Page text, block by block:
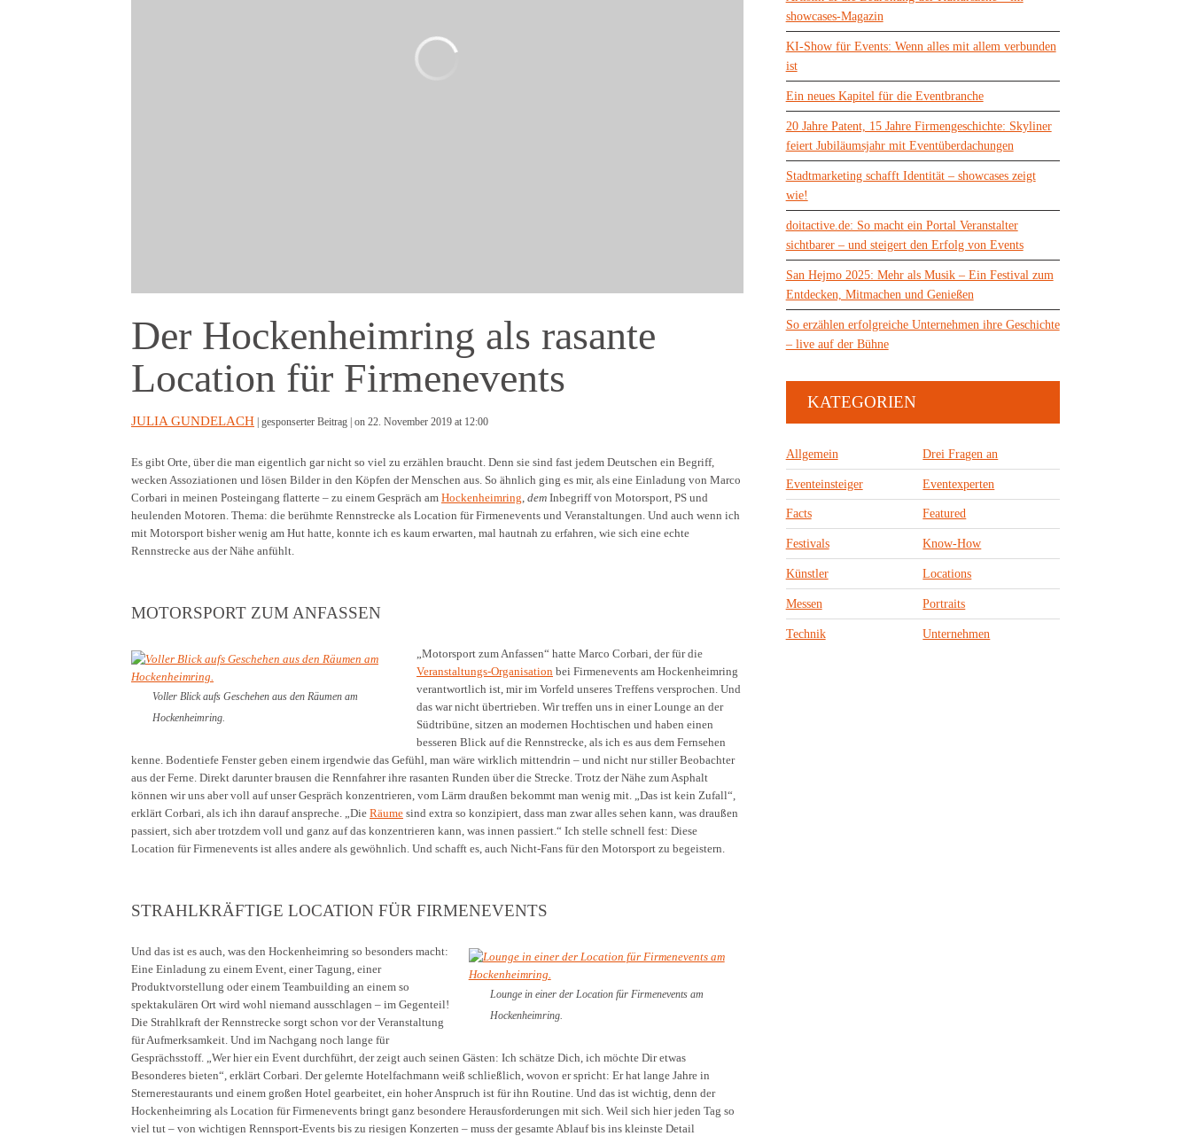
Der Hockenheimring als rasante
Location für Firmenevents
JULIA GUNDELACH | gesponserter Beitrag | on 22. November 2019 at 12:00
Es gibt Orte, über die man eigentlich gar nicht so viel zu erzählen braucht. Denn sie sind fast jedem Deutschen ein Begriff,
wecken Assoziationen und lösen Bilder in den Köpfen der Menschen aus. So ähnlich ging es mir, als eine Einladung von Marco
Corbari in meinen Posteingang flatterte – zu einem Gespräch am Hockenheimring dem Inbegriff von Motorsport, PS und
heulenden Motoren. Thema: die berühmte Rennstrecke als Location für Firmenevents und Veranstaltungen. Und auch wenn ich
mit Motorsport bisher wenig am Hut hatte, konnte ich es kaum erwarten, mal hautnah zu erfahren, wie sich eine echte
Rennstrecke aus der Nähe anfühlt.
MOTORSPORT ZUM ANFASSEN
Voller Blick aufs Geschehen aus den Räumen am
Hockenheimring.
„Motorsport zum Anfassen“ hatte Marco Corbari, der für die
Veranstaltungs-Organisation bei Firmenevents am Hockenheimring
verantwortlich ist, mir im Vorfeld unseres Treffens versprochen. Und
das war nicht übertrieben. Wir treffen uns in einer Lounge an der
Südtribüne, sitzen an modernen Hochtischen und haben einen
besseren Blick auf die Rennstrecke, als ich es aus dem Fernsehen
kenne. Bodentiefe Fenster geben einem irgendwie das Gefühl, man wäre wirklich mittendrin – und nicht nur stiller Beobachter
aus der Ferne. Direkt darunter brausen die Rennfahrer ihre rasanten Runden über die Strecke. Trotz der Nähe zum Asphalt
können wir uns aber voll auf unser Gespräch konzentrieren, vom Lärm draußen bekommt man wenig mit. „Das ist kein Zufall“,
erklärt Corbari, als ich ihn darauf anspreche. „Die Räume sind extra so konzipiert, dass man zwar alles sehen kann, was draußen
passiert, sich aber trotzdem voll und ganz auf das konzentrieren kann, was innen passiert.“ Ich stelle schnell fest: Diese
Location für Firmenevents ist alles andere als gewöhnlich. Und schafft es, auch Nicht-Fans für den Motorsport zu begeistern.
STRAHLKRÄFTIGE LOCATION FÜR FIRMENEVENTS
Lounge in einer der Location für Firmenevents am
Hockenheimring.
Und das ist es auch, was den Hockenheimring so besonders macht:
Eine Einladung zu einem Event, einer Tagung, einer
Produktvorstellung oder einem Teambuilding an einem so
spektakulären Ort wird wohl niemand ausschlagen – im Gegenteil!
Die Strahlkraft der Rennstrecke sorgt schon vor der Veranstaltung
für Aufmerksamkeit. Und im Nachgang noch lange für
Gesprächsstoff. „Wer hier ein Event durchführt, der zeigt auch seinen Gästen: Ich schätze Dich, ich möchte Dir etwas
Besonderes bieten“, erklärt Corbari. Der gelernte Hotelfachmann weiß schließlich, wovon er spricht: Er hat lange Jahre in
Sternerestaurants und einem großen Hotel gearbeitet, ein hoher Anspruch ist für ihn Routine. Und das ist wichtig, denn der
Hockenheimring als Location für Firmenevents bringt ganz besondere Herausforderungen mit sich. Weil sich hier jeden Tag so
viel tut – von wichtigen Rennsport-Events bis zu riesigen Konzerten – muss der gesamte Ablauf bis ins kleinste Detail
showcases-Magazin
KI-Show für Events: Wenn alles mit allem verbunden
ist
Ein neues Kapitel für die Eventbranche
20 Jahre Patent, 15 Jahre Firmengeschichte: Skyliner
feiert Jubiläumsjahr mit Eventüberdachungen
Stadtmarketing schafft Identität – showcases zeigt
wie!
doitactive.de: So macht ein Portal Veranstalter
sichtbarer – und steigert den Erfolg von Events
San Hejmo 2025: Mehr als Musik – Ein Festival zum
Entdecken, Mitmachen und Genießen
So erzählen erfolgreiche Unternehmen ihre Geschichte
– live auf der Bühne
KATEGORIEN
Allgemein Drei Fragen an
Eventeinsteiger Eventexperten
Facts Featured
Festivals Know-How
Künstler Locations
Messen Portraits
Technik Unternehmen